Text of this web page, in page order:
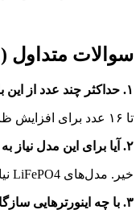
سوالات متداول (FAQ)
۱. حداکثر چند عدد از این باتری‌ها را می‌توان موازی کرد؟
تا ۱۶ عدد برای افزایش ظرفیت و توان خروجی.
۲. آیا برای این مدل نیاز به نگهداری یا سرویس دوره‌ای است؟
خیر. مدل‌های LiFePO4 نیازی به سرویس دوره‌ای ندارند.
۳. با چه اینورترهایی سازگاری دارد؟